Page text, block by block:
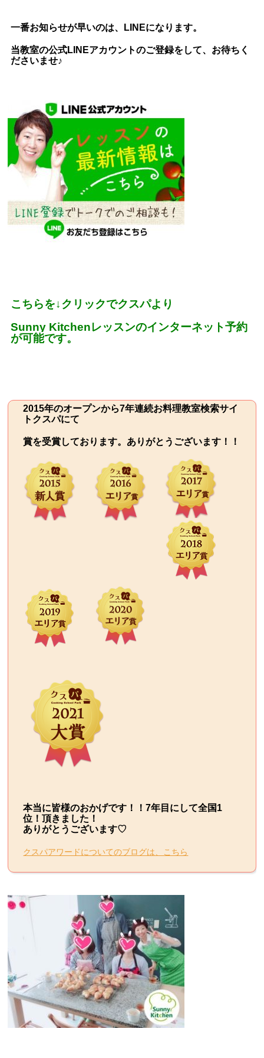
一番お知らせが早いのは、LINEになります。
当教室の公式LINEアカウントのご登録をして、お待ちく
ださいませ♪
こちらを↓クリックでクスパより
Sunny Kitchenレッスンのインターネット予約
が可能です。
2015年のオープンから7年連続お料理教室検索サイ
トクスパにて
賞を受賞しております。ありがとうございます！！
本当に皆様のおかげです！！7年目にして全国1
位！頂きました！
ありがとうございます♡
クスパアワードについてのブログは、こちら